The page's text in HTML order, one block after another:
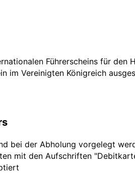
Führerscheins für den
im Vereinigten Königreich
bei der Abholung vorgelegt
mit den Aufschriften